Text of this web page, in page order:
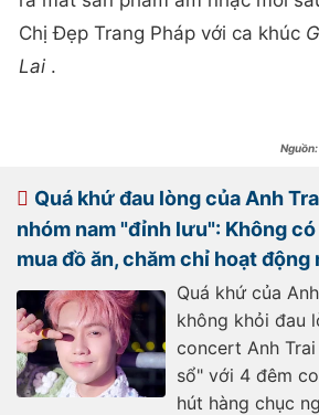
Chị Đẹp Trang Pháp với ca khúc
Lai .
em-
Quá khứ đau lòng của Anh
nhóm nam "đỉnh lưu": Không
mua đồ ăn, chăm chỉ hoạt động
Quá khứ của
không khỏi đau
concert Anh
sổ" với 4 đêm
hút hàng chục